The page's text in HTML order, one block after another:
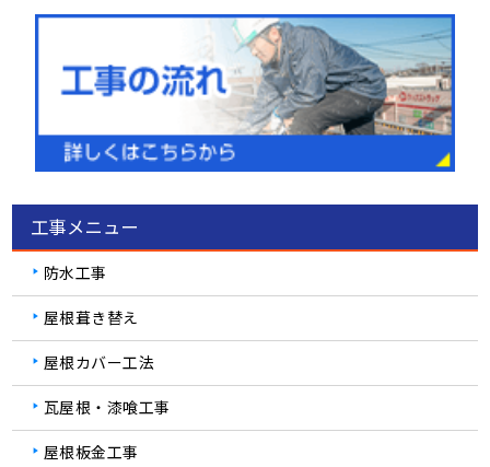
工事メニュー
防水工事
屋根葺き替え
屋根カバー工法
瓦屋根・漆喰工事
屋根板金工事